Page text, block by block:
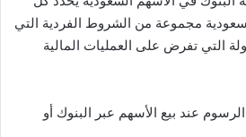
مجموعة من الشروط الفردية التي
التي تفرض على العمليات المالية
عند بيع الأسهم عبر البنوك أو